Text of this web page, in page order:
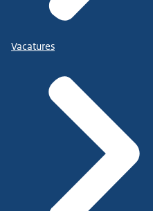
Vacatures